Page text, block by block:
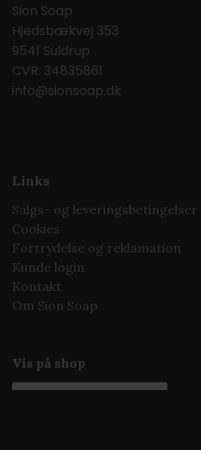
Sion Soap
Hjedsbækvej 353
9541 Suldrup
CVR: 34835861
info@sionsoap.dk
Links
Salgs- og leveringsbetingelser
Cookies
Fortrydelse og reklamation
Kunde login
Kontakt
Om Sion Soap
Vis på shop